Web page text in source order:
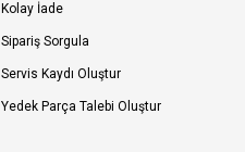
Kolay İade
Sipariş Sorgula
Servis Kaydı Oluştur
Yedek Parça Talebi Oluştur